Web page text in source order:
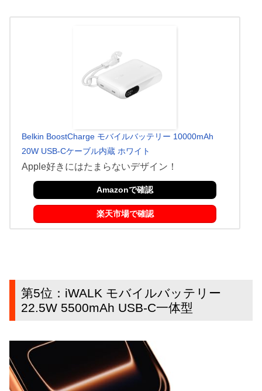
Belkin BoostCharge モバイルバッテリー 10000mAh
20W USB-Cケーブル内蔵 ホワイト
Apple好きにはたまらないデザイン！
Amazonで確認
楽天市場で確認
第5位：iWALK モバイルバッテリー
22.5W 5500mAh USB-C一体型